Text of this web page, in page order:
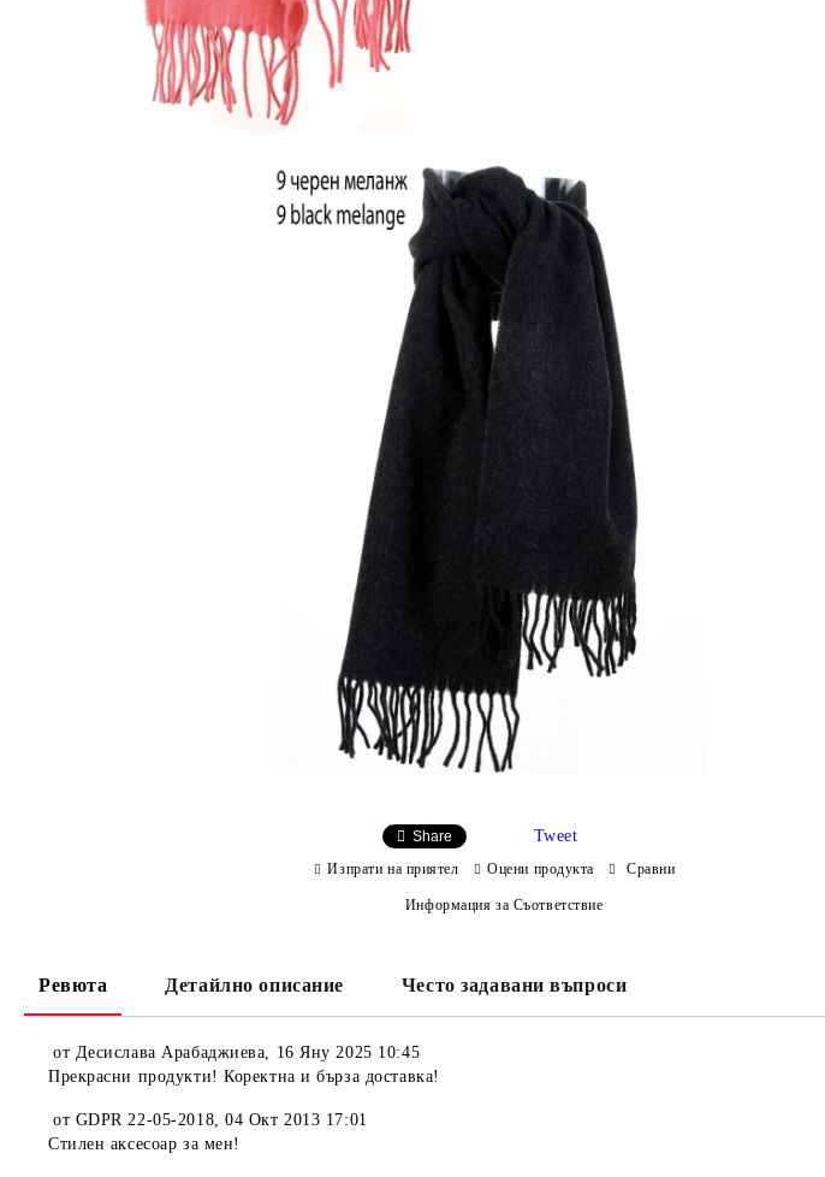
Share Tweet
Изпрати на приятел Оцени продукта Сравни
Информация за Съответствие
Ревюта Детайлно описание Често задавани въпроси
от Десислава Арабаджиева, 16 Яну 2025 10:45
Прекрасни продукти! Коректна и бърза доставка!
от GDPR 22-05-2018,04 Окт 2013 17:01
Стилен аксесоар за мен!